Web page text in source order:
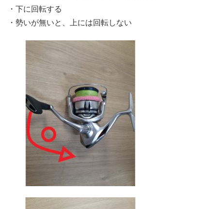
・下に回転する
・勢いが無いと、上には回転しない